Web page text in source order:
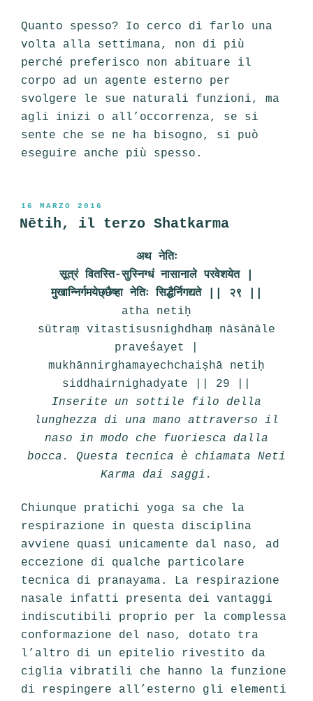
Quanto spesso? Io cerco di farlo una
volta alla settimana, non di più
perché preferisco non abituare il
corpo ad un agente esterno per
svolgere le sue naturali funzioni, ma
agli inizi o all’occorrenza, se si
sente che se ne ha bisogno, si può
eseguire anche più spesso.
PUBBLICATO
IL
16 MARZO 2016
Nētih, il terzo Shatkarma
अथ नेतिः
सूत्रं वितस्ति-सुस्निग्धं नासानाले परवेशयेत |
मुखान्निर्गमयेछ्छैष्हा नेतिः सिद्धैर्निगद्यते || २९ ||
atha netiḥ
sūtraṃ vitastisusnighdhaṃ nāsānāle
praveśayet |
mukhānnirghamayechchaiṣhā netiḥ
siddhairnighadyate || 29 ||
Inserite un sottile filo della
lunghezza di una mano attraverso il
naso in modo che fuoriesca dalla
bocca. Questa tecnica è chiamata Neti
Karma dai saggi.
Chiunque pratichi yoga sa che la
respirazione in questa disciplina
avviene quasi unicamente dal naso, ad
eccezione di qualche particolare
tecnica di pranayama. La respirazione
nasale infatti presenta dei vantaggi
indiscutibili proprio per la complessa
conformazione del naso, dotato tra
l’altro di un epitelio rivestito da
ciglia vibratili che hanno la funzione
di respingere all’esterno gli elementi